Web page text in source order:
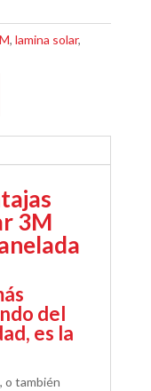
, lamina solar,
3M
del
es la
, o también